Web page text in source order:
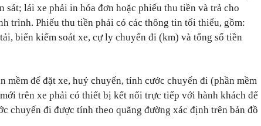
sát; lái xe phải in hóa đơn hoặc phiếu thu tiền và trả cho
trình. Phiếu thu tiền phải có các thông tin tối thiểu, gồm:
biển kiểm soát xe, cự ly chuyến đi (km) và tổng số tiền
mềm để đặt xe, huỷ chuyến, tính cước chuyến đi (phần mềm
trên xe phải có thiết bị kết nối trực tiếp với hành khách để
chuyến đi được tính theo quãng đường xác định trên bản đồ